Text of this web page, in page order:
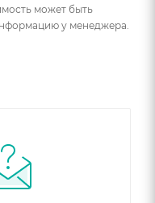
может быть
у менеджера.